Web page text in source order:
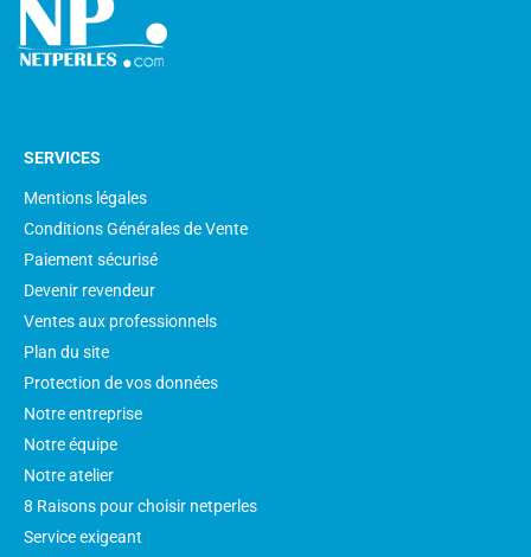
SERVICES
Mentions légales
Conditions Générales de Vente
Paiement sécurisé
Devenir revendeur
Ventes aux professionnels
Plan du site
Protection de vos données
Notre entreprise
Notre équipe
Notre atelier
8 Raisons pour choisir netperles
Service exigeant